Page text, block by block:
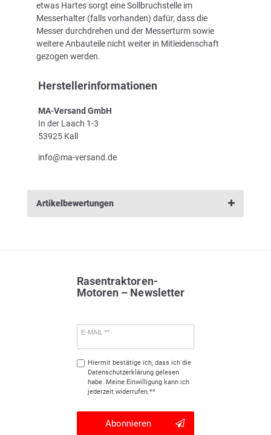
etwas Hartes sorgt eine Sollbruchstelle im
Messerhalter (falls vorhanden) dafür, dass die
Messer durchdrehen und der Messerturm sowie
weitere Anbauteile nicht weiter in Mitleidenschaft
gezogen werden.
Herstellerinformationen
MA-Versand GmbH
In der Laach 1-3
53925 Kall
info@ma-versand.de
Artikelbewertungen
Rasentraktoren-
Motoren – Newsletter
E-MAIL **
Hiermit bestätige ich, dass ich die
Daten­schutz­erklärunggelesen
habe. Meine Einwilligung kann ich
jederzeit widerrufen.**
Abonnieren